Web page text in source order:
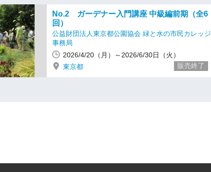
No.2 ガーデナー入門講座 中級編前期（全6
回）
公益財団法人東京都公園協会 緑と水の市民カレッジ
事務局
2026/4/20（月）～2026/6/30日（火）
東京都
販売終了